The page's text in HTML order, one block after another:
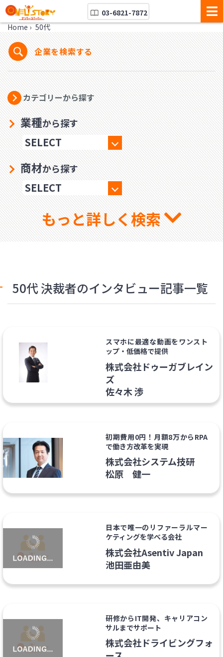
03-6821-7872
Home › 50代
企業を検索する
カテゴリーから探す
業種から探す
商材から探す
もっと詳しく検索
50代 決裁者のインタビュー記事一覧
スマホに最適な動画をワンスト
ップ・低価格で提供
株式会社ドゥーガブレイン
ズ
佐々木 渉
初期費用0円！月額8万からRPA
で働き方改革を実現
株式会社システム技研
松原 健一
日本で唯一のリファーラルマー
ケティングを学べる会社
株式会社Asentiv Japan
池田亜由美
研修からIT開発、キャリアコン
サルまでサポート
株式会社ドライビングフォ